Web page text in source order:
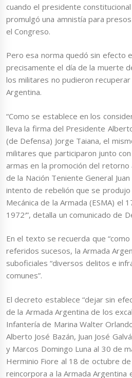
cuando el presidente
promulgó una amnistía para
el Congreso.
Pero esa norma quedó sin efecto
precisamente el día de la muerte
los militares no pudieron
Argentina.
“Como se establece en los
lleva la firma del Presidente
(de Defensa) Jorge Taiana, el
militares que participaron junto
armas en la promoción del
de la Nación Teniente General
intento de rebelión que se produjo
Mecánica de la Armada (ESMA) el
1972′”, detalla un comunicado de
En el texto se recuerda que
referidos sucesos, la Armada
suboficiales “diversos delitos e
comunes”.
El decreto establece “dejar sin
de la Armada Argentina de los
Infantería de Marina Walter
Alberto José Bazán, Juan José
y Marcos Domingo Luna al 30 de
Herminio Fiore al 18 de octubre
reincorpora a la Armada Argentina